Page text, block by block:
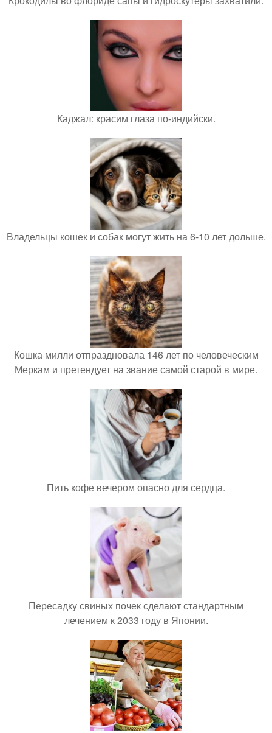
Каджал: красим глаза по-индийски.
Владельцы кошек и собак могут жить на 6-10 лет дольше.
Кошка милли отпраздновала 146 лет по человеческим
Меркам и претендует на звание самой старой в мире.
Пить кофе вечером опасно для сердца.
Пересадку свиных почек сделают стандартным
лечением к 2033 году в Японии.